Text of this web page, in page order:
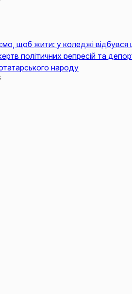
щоб жити: у коледжі відбувся
політичних репресій та
народу